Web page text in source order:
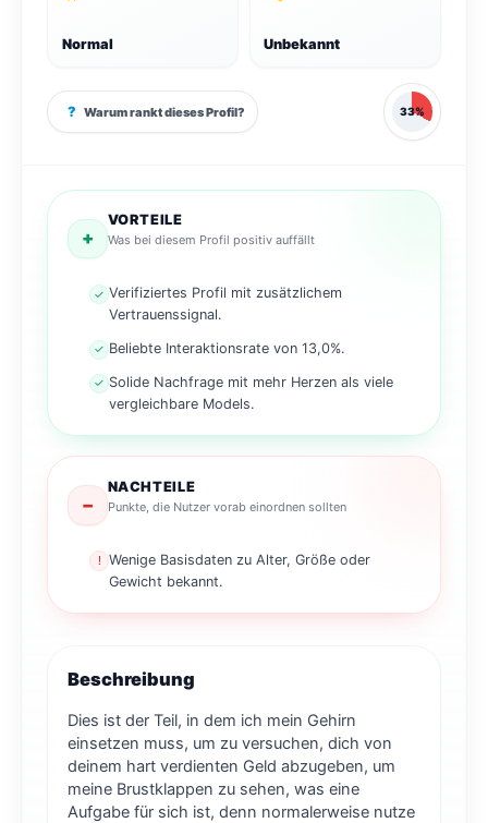
Normal Unbekannt
? Warum rankt dieses Profil? 33%
+
VORTEILE
Was bei diesem Profil positiv auffällt
✓ Verifiziertes Profil mit zusätzlichem
Vertrauenssignal.
✓ Beliebte Interaktionsrate von 13,0%.
✓ Solide Nachfrage mit mehr Herzen als viele
vergleichbare Models.
−
NACHTEILE
Punkte, die Nutzer vorab einordnen sollten
! Wenige Basisdaten zu Alter, Größe oder
Gewicht bekannt.
Beschreibung
Dies ist der Teil, in dem ich mein Gehirn
einsetzen muss, um zu versuchen, dich von
deinem hart verdienten Geld abzugeben, um
meine Brustklappen zu sehen, was eine
Aufgabe für sich ist, denn normalerweise nutze